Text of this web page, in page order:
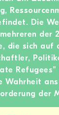
Die
der
die sich auf
Wahrheit
der